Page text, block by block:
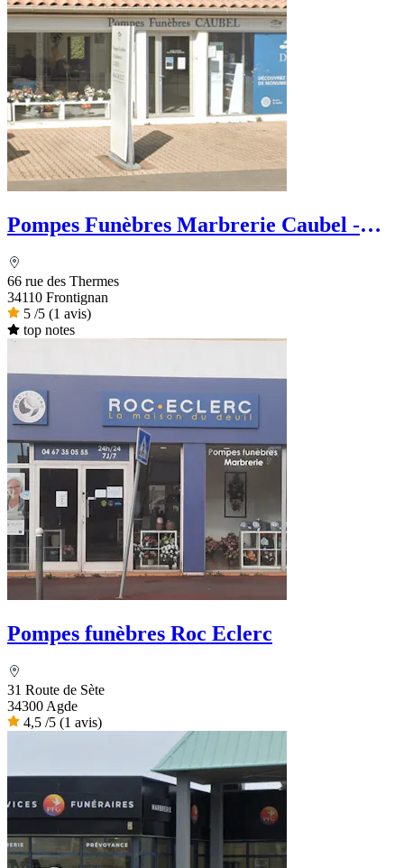
Pompes Funèbres Marbrerie Caubel -
66 rue des Thermes
34110 Frontignan
5 /5 (1 avis)
top notes
Pompes funèbres Roc Eclerc
31 Route de Sète
34300 Agde
4,5 /5 (1 avis)